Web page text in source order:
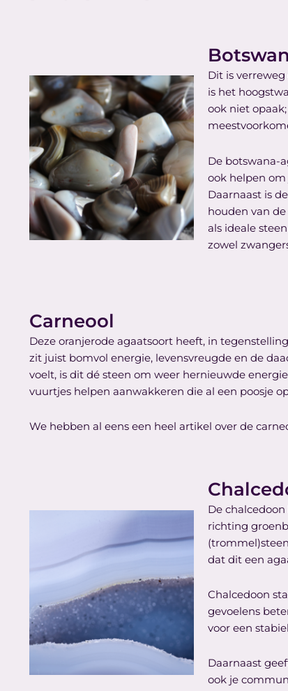
Dit is
is het
ook niet
De botswana-
ook helpen
Daarnaast is
houden van
als ideale
zowel
Carneool
Deze oranjerode agaatsoort heeft, in
zit juist bomvol energie, levensvreugde en de
voelt, is dit dé steen om weer hernieuwde
vuurtjes helpen aanwakkeren die al een poosje
We hebben al eens een heel artikel over de
De
richting
dat dit een
Chalcedoon
gevoelens
voor een
Daarnaast
ook je